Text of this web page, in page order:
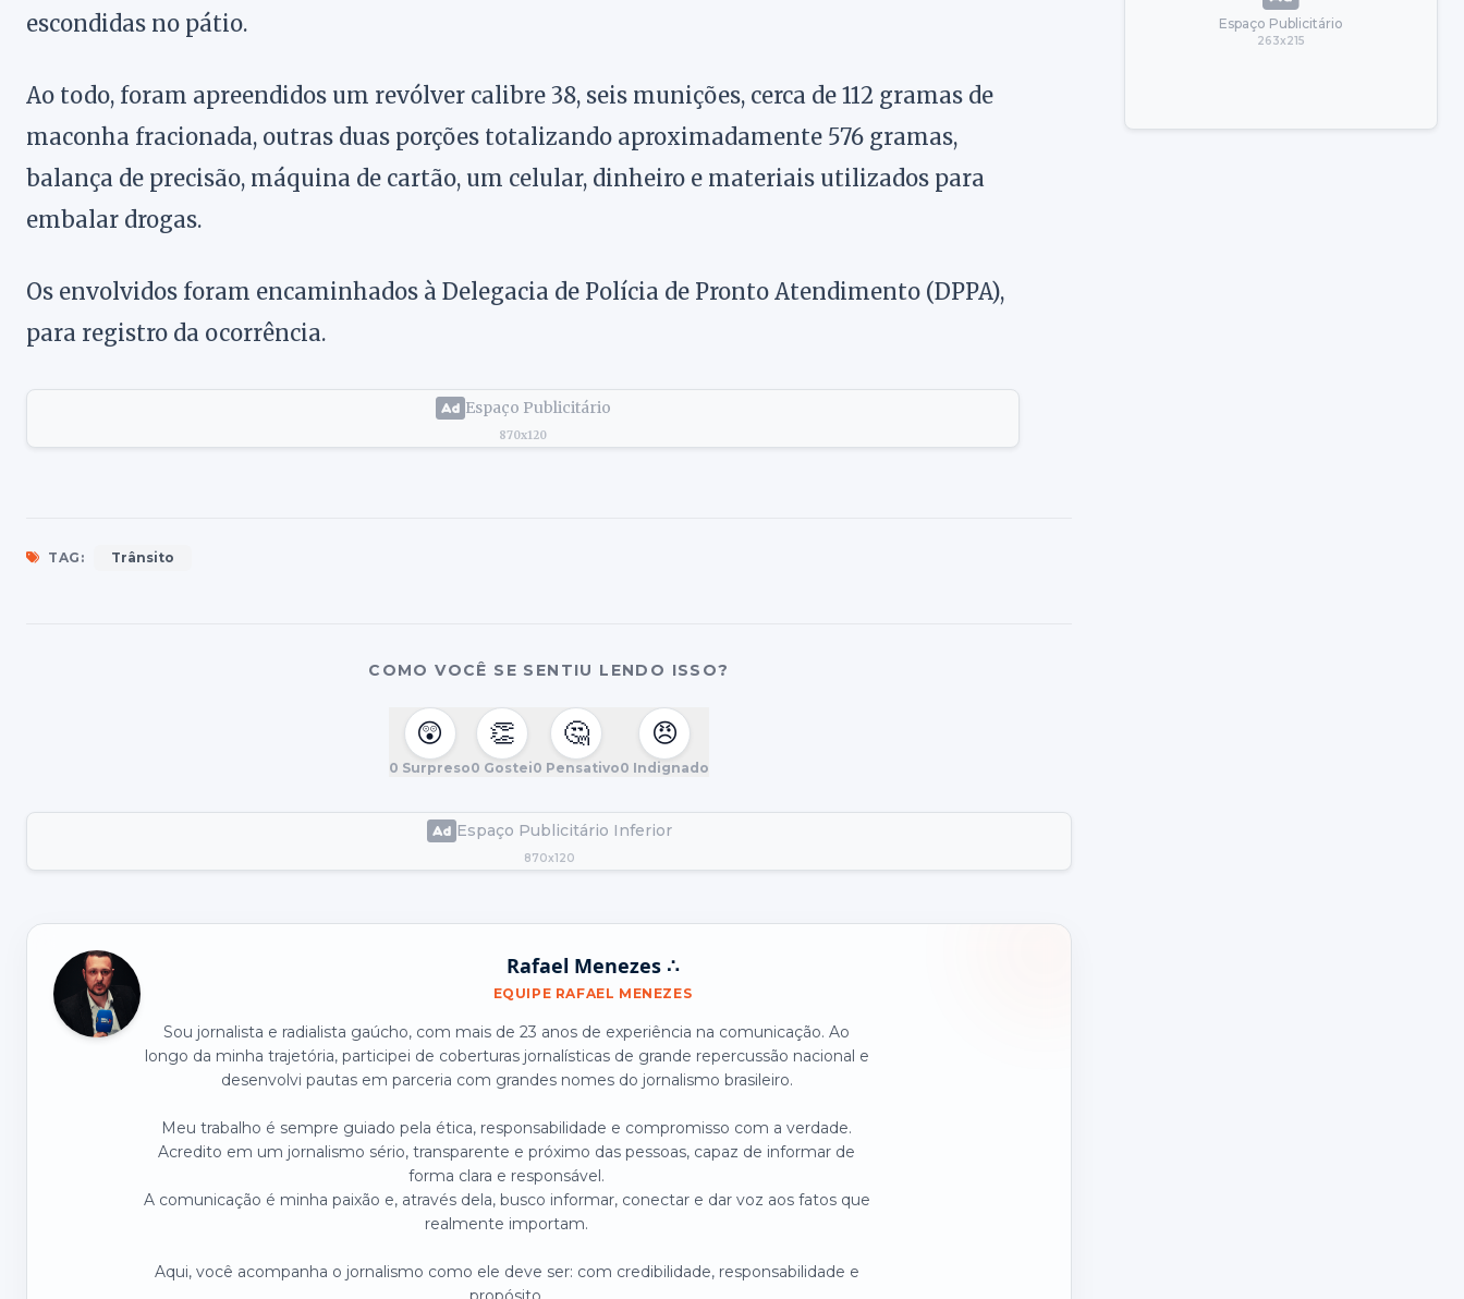
escondidas no pátio.
Ao todo, foram apreendidos um revólver calibre 38, seis munições, cerca de 112 gramas de
maconha fracionada, outras duas porções totalizando aproximadamente 576 gramas,
balança de precisão, máquina de cartão, um celular, dinheiro e materiais utilizados para
embalar drogas.
Os envolvidos foram encaminhados à Delegacia de Polícia de Pronto Atendimento (DPPA),
para registro da ocorrência.
Espaço Publicitário
870x120
TAG: Trânsito
COMO VOCÊ SE SENTIU LENDO ISSO?
😲
0 Surpreso
👏
0 Gostei
🤔
0 Pensativo
😠
0 Indignado
Espaço Publicitário Inferior
870x120
Rafael Menezes ∴
EQUIPE RAFAEL MENEZES
Sou jornalista e radialista gaúcho, com mais de 23 anos de experiência na comunicação. Ao
longo da minha trajetória, participei de coberturas jornalísticas de grande repercussão nacional e
desenvolvi pautas em parceria com grandes nomes do jornalismo brasileiro.
Meu trabalho é sempre guiado pela ética, responsabilidade e compromisso com a verdade.
Acredito em um jornalismo sério, transparente e próximo das pessoas, capaz de informar de
forma clara e responsável.
A comunicação é minha paixão e, através dela, busco informar, conectar e dar voz aos fatos que
realmente importam.
Aqui, você acompanha o jornalismo como ele deve ser: com credibilidade, responsabilidade e
Espaço Publicitário
263x215